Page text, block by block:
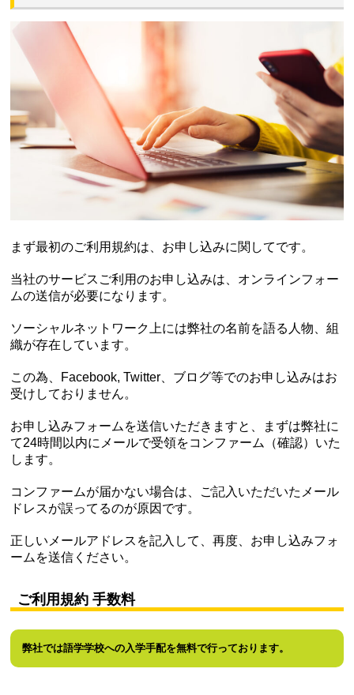
まず最初のご利用規約は、お申し込みに関してです。
当社のサービスご利用のお申し込みは、オンラインフォー
ムの送信が必要になります。
ソーシャルネットワーク上には弊社の名前を語る人物、組
織が存在しています。
この為、Facebook, Twitter、ブログ等でのお申し込みはお
受けしておりません。
お申し込みフォームを送信いただきますと、まずは弊社に
て24時間以内にメールで受領をコンファーム（確認）いた
します。
コンファームが届かない場合は、ご記入いただいたメール
ドレスが誤ってるのが原因です。
正しいメールアドレスを記入して、再度、お申し込みフォ
ームを送信ください。
ご利用規約 手数料
弊社では語学学校への入学手配を無料で行っております。